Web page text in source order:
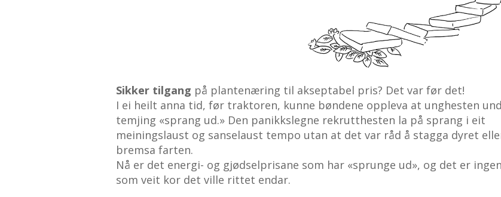
Sikker tilgang på plantenæring til akseptabel pris? Det var før det!
I ei heilt anna tid, før traktoren, kunne bøndene oppleva at unghesten
temjing «sprang ud.» Den panikkslegne rekrutthesten la på sprang i eit
meiningslaust og sanselaust tempo utan at det var råd å stagga dyret
bremsa farten.
Nå er det energi- og gjødselprisane som har «sprunge ud», og det er ingen
som veit kor det ville rittet endar.